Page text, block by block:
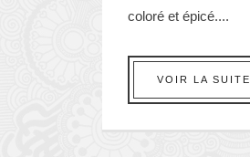
coloré et épicé....
VOIR LA SUITE